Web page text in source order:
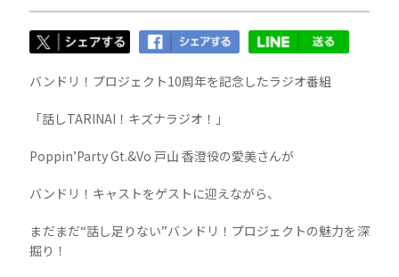
バンドリ！プロジェクト10周年を記念したラジオ番組
「話しTARINAI！キズナラジオ！」
Poppin’Party Gt.&Vo 戸山 香澄役の愛美さんが
バンドリ！キャストをゲストに迎えながら、
まだまだ“話し足りない”バンドリ！プロジェクトの魅力を深
掘り！